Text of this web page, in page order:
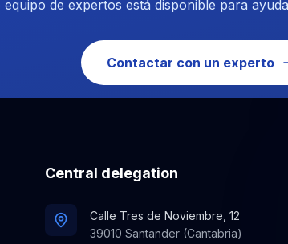
equipo de expertos está disponible para
Contactar con un experto
Central delegation
Calle Tres de Noviembre, 12
39010 Santander (Cantabria)